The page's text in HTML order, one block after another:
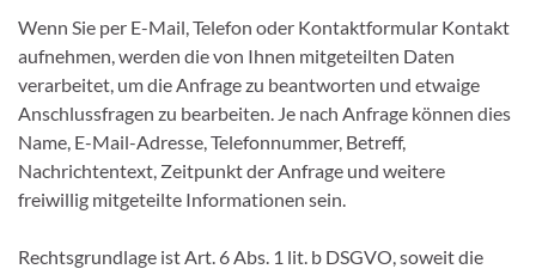
Wenn Sie per E-Mail, Telefon oder Kontaktformular Kontakt
aufnehmen, werden die von Ihnen mitgeteilten Daten
verarbeitet, um die Anfrage zu beantworten und etwaige
Anschlussfragen zu bearbeiten. Je nach Anfrage können dies
Name, E-Mail-Adresse, Telefonnummer, Betreff,
Nachrichtentext, Zeitpunkt der Anfrage und weitere
freiwillig mitgeteilte Informationen sein.
Rechtsgrundlage ist Art. 6 Abs. 1 lit. b DSGVO, soweit die